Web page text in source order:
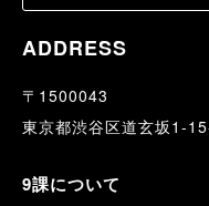
ADDRESS
〒1500043
東京都渋谷区道玄坂1-
9課について